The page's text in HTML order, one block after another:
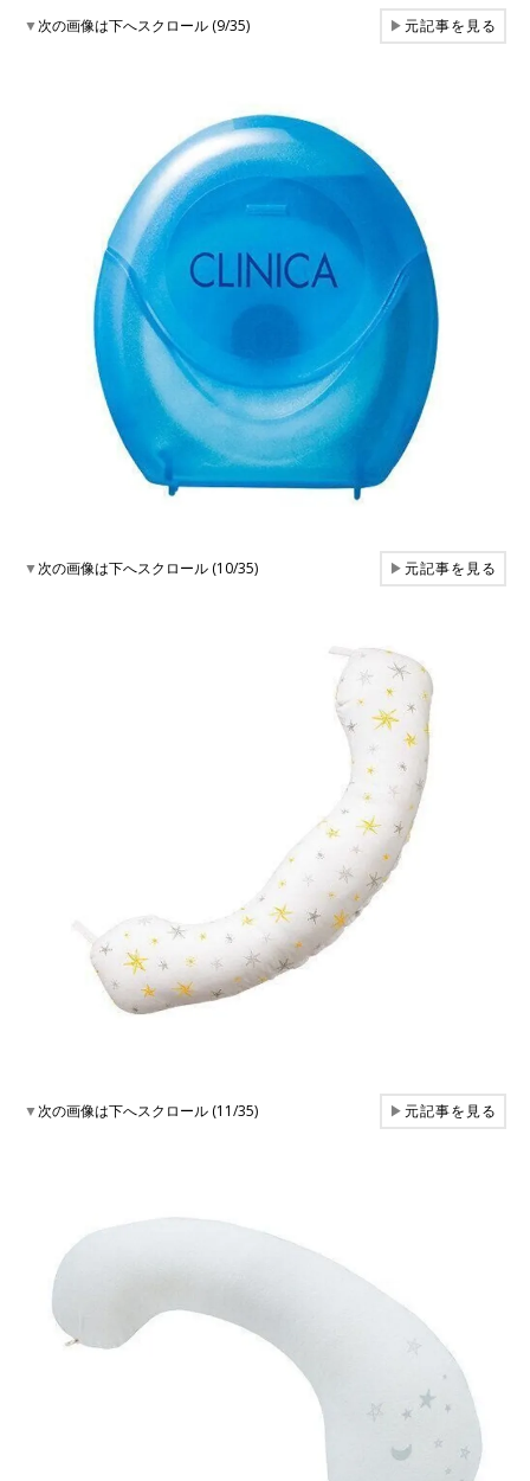
▼次の画像は下へスクロール (9/35) ▶元記事を見る
▼次の画像は下へスクロール (10/35) ▶元記事を見る
▼次の画像は下へスクロール (11/35) ▶元記事を見る